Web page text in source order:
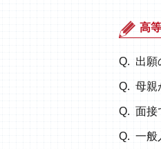
高
出願
母親
面接
一般